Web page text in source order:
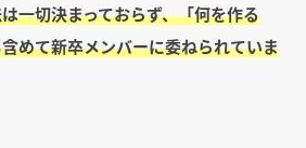
一切決まっておらず、「何を作る
めて新卒メンバーに委ねられていま